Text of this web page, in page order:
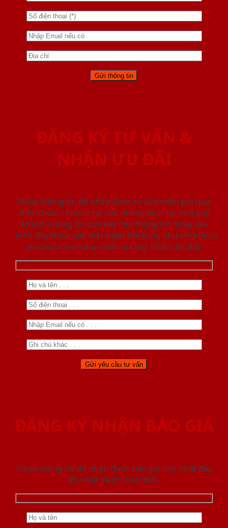
ĐĂNG KÝ TƯ VẤN &
NHẬN ƯU ĐÃI
Nhập thông tin để nhận được tư vấn miễn phí qua
điện thoại / email/ tại văn phòng hoặc tại nhà quý
khách. Chúng tôi cam kết mọi thông tin nhập vào
dưới đây được bảo mật tuyệt đối cũng như chỉ phục vụ
yêu cầu tư vấn duy nhất của quý khách tại đây.
ĐĂNG KÝ NHẬN BÁO GIÁ
Nhập thông tin để nhận được báo giá mới nhât đầy
đủ nhất và chi tiết nhất.